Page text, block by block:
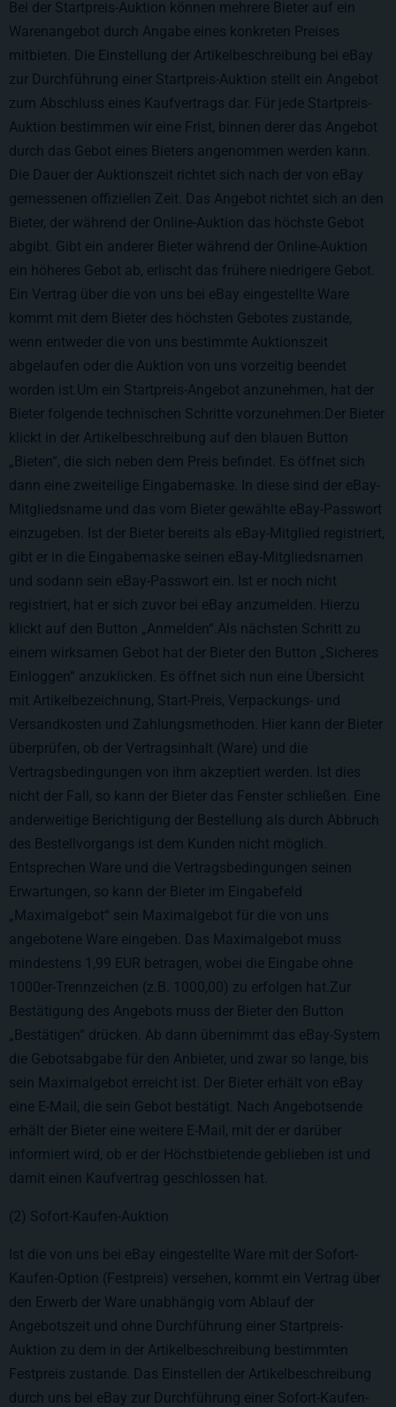
Bei der Startpreis-Auktion können mehrere Bieter auf ein
Warenangebot durch Angabe eines konkreten Preises
mitbieten. Die Einstellung der Artikelbeschreibung bei eBay
zur Durchführung einer Startpreis-Auktion stellt ein Angebot
zum Abschluss eines Kaufvertrags dar. Für jede Startpreis-
Auktion bestimmen wir eine Frist, binnen derer das Angebot
durch das Gebot eines Bieters angenommen werden kann.
Die Dauer der Auktionszeit richtet sich nach der von eBay
gemessenen offiziellen Zeit. Das Angebot richtet sich an den
Bieter, der während der Online-Auktion das höchste Gebot
abgibt. Gibt ein anderer Bieter während der Online-Auktion
ein höheres Gebot ab, erlischt das frühere niedrigere Gebot.
Ein Vertrag über die von uns bei eBay eingestellte Ware
kommt mit dem Bieter des höchsten Gebotes zustande,
wenn entweder die von uns bestimmte Auktionszeit
abgelaufen oder die Auktion von uns vorzeitig beendet
worden ist.Um ein Startpreis-Angebot anzunehmen, hat der
Bieter folgende technischen Schritte vorzunehmen:Der Bieter
klickt in der Artikelbeschreibung auf den blauen Button
„Bieten“, die sich neben dem Preis befindet. Es öffnet sich
dann eine zweiteilige Eingabemaske. In diese sind der eBay-
Mitgliedsname und das vom Bieter gewählte eBay-Passwort
einzugeben. Ist der Bieter bereits als eBay-Mitglied registriert,
gibt er in die Eingabemaske seinen eBay-Mitgliedsnamen
und sodann sein eBay-Passwort ein. Ist er noch nicht
registriert, hat er sich zuvor bei eBay anzumelden. Hierzu
klickt auf den Button „Anmelden“.Als nächsten Schritt zu
einem wirksamen Gebot hat der Bieter den Button „Sicheres
Einloggen“ anzuklicken. Es öffnet sich nun eine Übersicht
mit Artikelbezeichnung, Start-Preis, Verpackungs- und
Versandkosten und Zahlungsmethoden. Hier kann der Bieter
überprüfen, ob der Vertragsinhalt (Ware) und die
Vertragsbedingungen von ihm akzeptiert werden. Ist dies
nicht der Fall, so kann der Bieter das Fenster schließen. Eine
anderweitige Berichtigung der Bestellung als durch Abbruch
des Bestellvorgangs ist dem Kunden nicht möglich.
Entsprechen Ware und die Vertragsbedingungen seinen
Erwartungen, so kann der Bieter im Eingabefeld
„Maximalgebot“ sein Maximalgebot für die von uns
angebotene Ware eingeben. Das Maximalgebot muss
mindestens 1,99 EUR betragen, wobei die Eingabe ohne
1000er-Trennzeichen (z.B. 1000,00) zu erfolgen hat.Zur
Bestätigung des Angebots muss der Bieter den Button
„Bestätigen“ drücken. Ab dann übernimmt das eBay-System
die Gebotsabgabe für den Anbieter, und zwar so lange, bis
sein Maximalgebot erreicht ist. Der Bieter erhält von eBay
eine E-Mail, die sein Gebot bestätigt. Nach Angebotsende
erhält der Bieter eine weitere E-Mail, mit der er darüber
informiert wird, ob er der Höchstbietende geblieben ist und
damit einen Kaufvertrag geschlossen hat.
(2) Sofort-Kaufen-Auktion
Ist die von uns bei eBay eingestellte Ware mit der Sofort-
Kaufen-Option (Festpreis) versehen, kommt ein Vertrag über
den Erwerb der Ware unabhängig vom Ablauf der
Angebotszeit und ohne Durchführung einer Startpreis-
Auktion zu dem in der Artikelbeschreibung bestimmten
Festpreis zustande. Das Einstellen der Artikelbeschreibung
durch uns bei eBay zur Durchführung einer Sofort-Kaufen-